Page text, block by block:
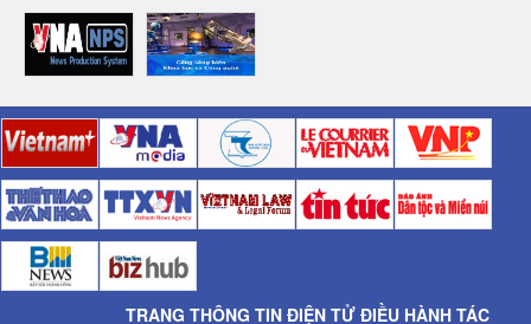
TRANG THÔNG TIN ĐIỆN TỬ ĐIỀU HÀNH TÁC